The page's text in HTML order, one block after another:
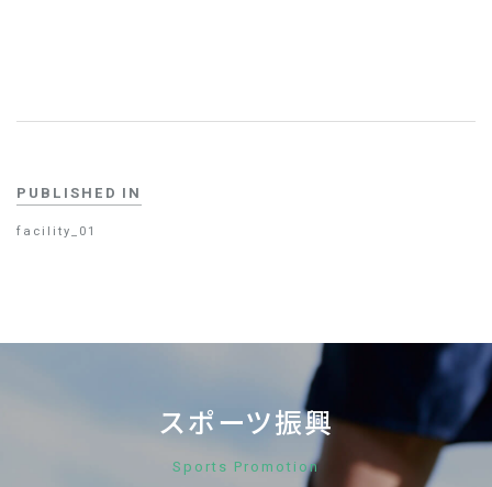
PUBLISHED IN
facility_01
スポーツ振興
Sports Promotion